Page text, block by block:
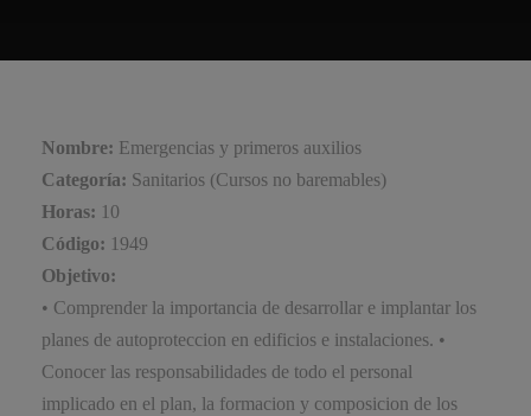
Nombre: Emergencias y primeros auxilios
Categoría: Sanitarios (Cursos no baremables)
Horas: 10
Código: 1949
Objetivo:
• Comprender la importancia de desarrollar e implantar los
planes de autoproteccion en edificios e instalaciones. •
Conocer las responsabilidades de todo el personal
implicado en el plan, la formacion y composicion de los